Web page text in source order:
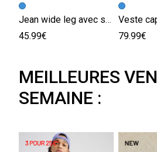
Jean wide leg avec studs
45.99€
Veste
79.99€
MEILLEURES
SEMAINE :